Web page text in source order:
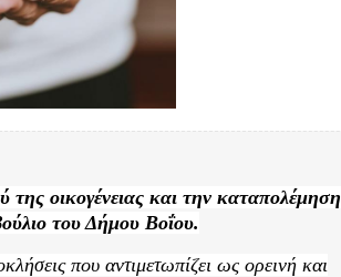
οικογένειας και την καταπολέμηση
του Δήμου Βοΐου.
που αντιμετωπίζει ως ορεινή και